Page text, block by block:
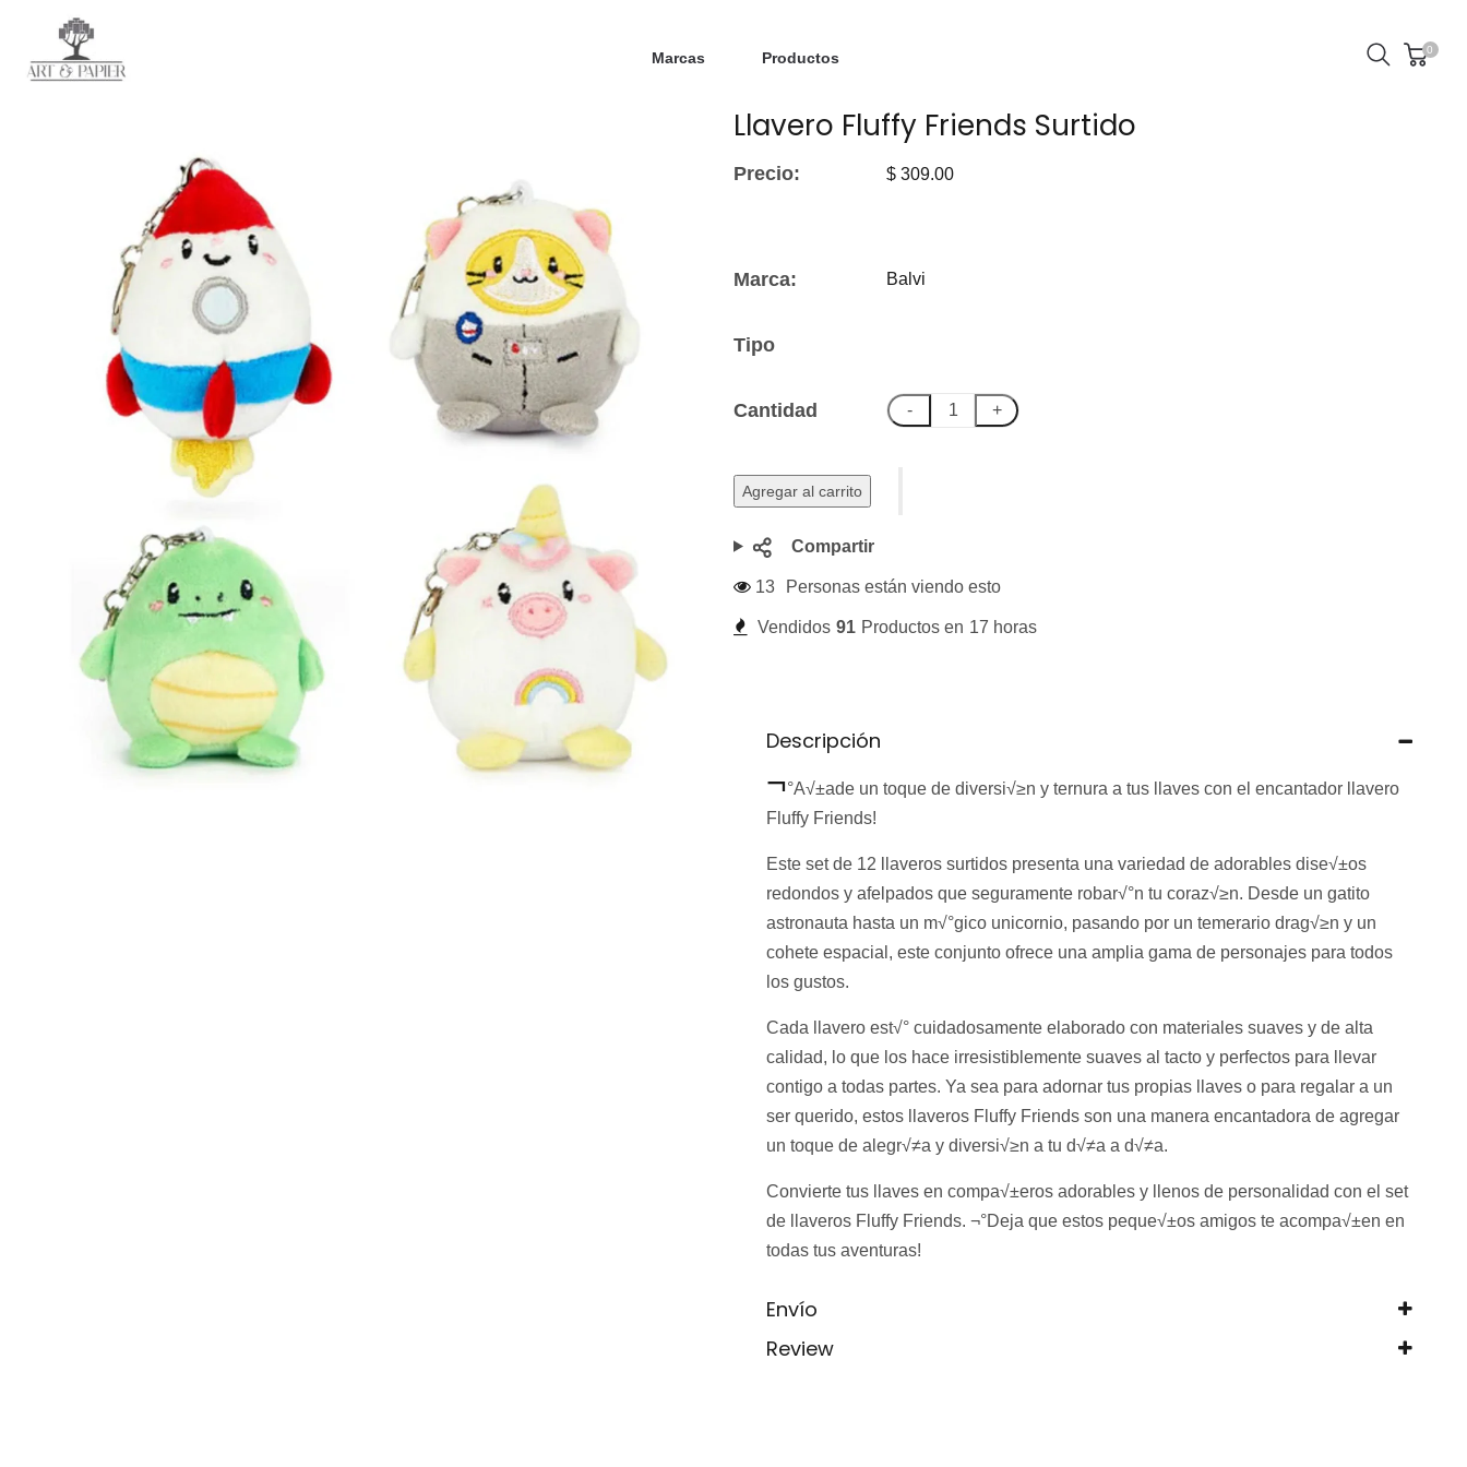
Marcas Productos 0
Llavero Fluffy Friends Surtido
Precio: $ 309.00
Marca: Balvi
Tipo
Cantidad - +
Agregar al carrito
Compartir
13 Personas están viendo esto
Vendidos 91 Productos en 17 horas
Descripción
¬°A√±ade un toque de diversi√≥n y ternura a tus llaves con el encantador llavero
Fluffy Friends!
Este set de 12 llaveros surtidos presenta una variedad de adorables dise√±os
redondos y afelpados que seguramente robar√°n tu coraz√≥n. Desde un gatito
astronauta hasta un m√°gico unicornio, pasando por un temerario drag√≥n y un
cohete espacial, este conjunto ofrece una amplia gama de personajes para todos
los gustos.
Cada llavero est√° cuidadosamente elaborado con materiales suaves y de alta
calidad, lo que los hace irresistiblemente suaves al tacto y perfectos para llevar
contigo a todas partes. Ya sea para adornar tus propias llaves o para regalar a un
ser querido, estos llaveros Fluffy Friends son una manera encantadora de agregar
un toque de alegr√≠a y diversi√≥n a tu d√≠a a d√≠a.
Convierte tus llaves en compa√±eros adorables y llenos de personalidad con el set
de llaveros Fluffy Friends. ¬°Deja que estos peque√±os amigos te acompa√±en en
todas tus aventuras!
Envío
Review